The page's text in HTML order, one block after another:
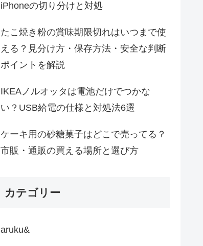
iPhoneの切り分けと対処
たこ焼き粉の賞味期限切れはいつまで使
える？見分け方・保存方法・安全な判断
ポイントを解説
IKEAノルオッタは電池だけでつかな
い？USB給電の仕様と対処法6選
ケーキ用の砂糖菓子はどこで売ってる？
市販・通販の買える場所と選び方
カテゴリー
aruku&